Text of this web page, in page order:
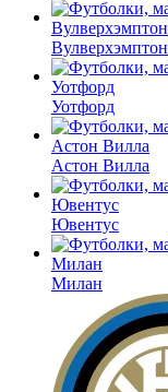
Вулверхэмптон
Уотфорд
Астон Вилла
Ювентус
Милан